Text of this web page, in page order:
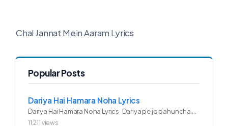
Chal Jannat Mein Aaram Lyrics
Popular Posts
Dariya Hai Hamara Noha Lyrics
Dariya Hai Hamara Noha Lyrics Dariya pe jo pahuncha asadullah ka...
11,211 views